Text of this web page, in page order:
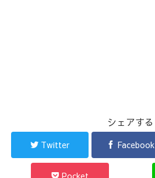
シェアする
Twitter Facebook
Pocket